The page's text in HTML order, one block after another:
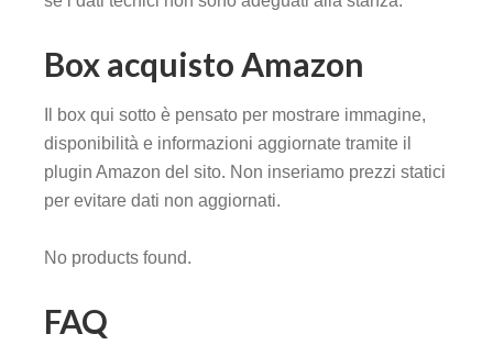
Box acquisto Amazon
Il box qui sotto è pensato per mostrare immagine,
disponibilità e informazioni aggiornate tramite il
plugin Amazon del sito. Non inseriamo prezzi statici
per evitare dati non aggiornati.
No products found.
FAQ